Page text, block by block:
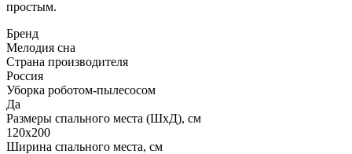
простым.
Бренд
Мелодия сна
Страна производителя
Россия
Уборка роботом-пылесосом
Да
Размеры спального места (ШхД), см
120х200
Ширина спального места, см